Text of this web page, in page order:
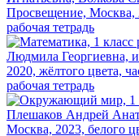
рабочая тетрадь
рабочая тетрадь